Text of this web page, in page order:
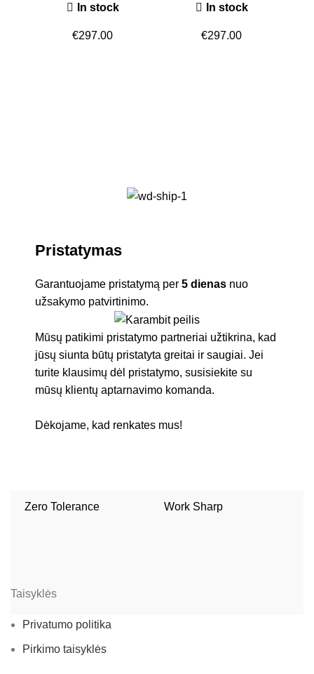
In stock
€297.00
In stock
€297.00
Pristatymas
Garantuojame pristatymą per 5 dienas nuo
užsakymo patvirtinimo.
Mūsų patikimi pristatymo partneriai užtikrina, kad
jūsų siunta būtų pristatyta greitai ir saugiai. Jei
turite klausimų dėl pristatymo, susisiekite su
mūsų klientų aptarnavimo komanda.
Dėkojame, kad renkates mus!
Zero Tolerance Work Sharp
Taisyklės
Privatumo politika
Pirkimo taisyklės